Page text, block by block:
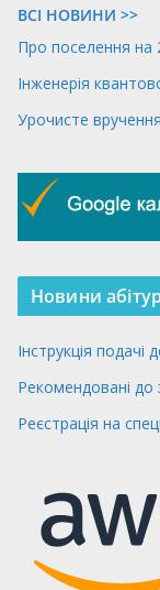
ВСІ НОВИНИ >>
Про поселення на
Інженерія
Урочисте
Новини
Інструкція подачі
Рекомендовані до
Реєстрація на